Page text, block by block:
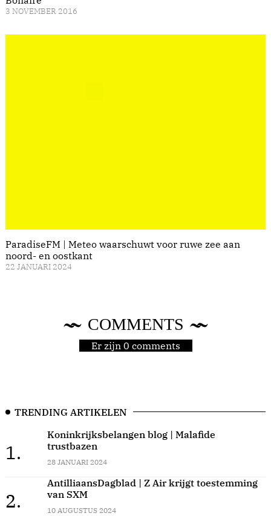
3 NOVEMBER 2016
ParadiseFM | Meteo waarschuwt voor ruwe zee aan
noord- en oostkant
22 JANUARI 2024
COMMENTS
Er zijn 0 comments
TRENDING ARTIKELEN
1.
Koninkrijksbelangen blog | Malafide
trustbazen
28 JANUARI 2024
2.
AntilliaansDagblad | Z Air krijgt toestemming
van SXM
10 AUGUSTUS 2024